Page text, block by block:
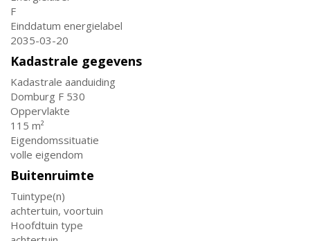
F
Einddatum energielabel
2035-03-20
Kadastrale gegevens
Kadastrale aanduiding
Domburg F 530
Oppervlakte
115 m²
Eigendomssituatie
volle eigendom
Buitenruimte
Tuintype(n)
achtertuin, voortuin
Hoofdtuin type